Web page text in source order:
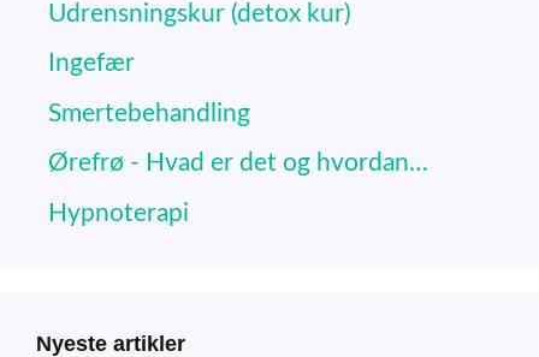
Udrensningskur (detox kur)
Ingefær
Smertebehandling
Ørefrø - Hvad er det og hvordan…
Hypnoterapi
Nyeste artikler